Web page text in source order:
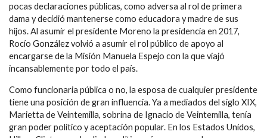
pocas declaraciones públicas, como adversa al rol de primera
dama y decidió mantenerse como educadora y madre de sus
hijos. Al asumir el presidente Moreno la presidencia en 2017,
Rocío González volvió a asumir el rol público de apoyo al
encargarse de la Misión Manuela Espejo con la que viajó
incansablemente por todo el país.
Como funcionaria pública o no, la esposa de cualquier presidente
tiene una posición de gran influencia. Ya a mediados del siglo XIX,
Marietta de Veintemilla, sobrina de Ignacio de Veintemilla, tenía
gran poder político y aceptación popular. En los Estados Unidos,